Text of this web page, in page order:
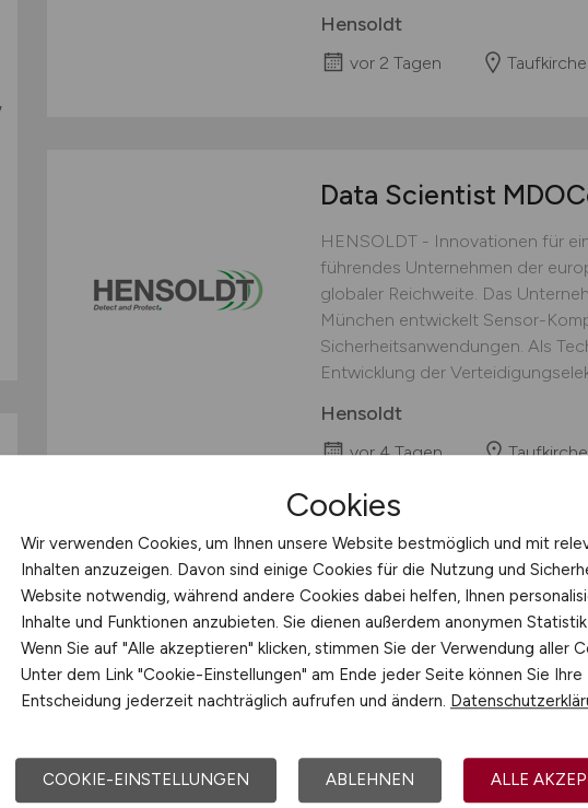
Hensoldt
vor 2 Tagen
Data Scientist
HENSOLDT - Innovationen für
führendes Unternehmen der
globaler Reichweite. Das
München entwickelt Sensor-
Sicherheitsanwendungen. Als
Entwicklung der
Hensoldt
vor 4 Tagen
(Junior) Linux-
Schwerpunkt
Über Uns: Ohne Steuern ist kein
Begleiten Sie die digitale
Festsetzung und Erhebung von
Basis für ein funktionierendes
werden für alle Steuerarten
Fachverfahren entwickelt. Diese
Cookies
Wir verwenden Cookies, um Ihnen unsere Website bestmöglich und mit
Inhalten anzuzeigen. Davon sind einige Cookies für die Nutzung und
Website notwendig, während andere Cookies dabei helfen, Ihnen
Inhalte und Funktionen anzubieten. Sie dienen außerdem anonymen
Wenn Sie auf "Alle akzeptieren" klicken, stimmen Sie der Verwendung aller
Unter dem Link "Cookie-Einstellungen" am Ende jeder Seite können Sie Ihre
Entscheidung jederzeit nachträglich aufrufen und ändern.
COOKIE-EINSTELLUNGEN ABLEHNEN ALLE